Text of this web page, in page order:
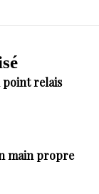
point relais
main propre